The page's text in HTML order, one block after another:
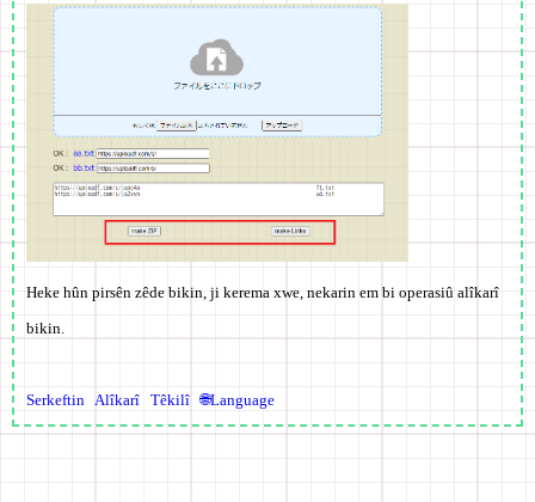
Heke hûn pirsên zêde bikin, ji kerema xwe, nekarin em bi operasiû alîkarî
bikin.
Serkeftin Alîkarî Têkilî 🌐Language